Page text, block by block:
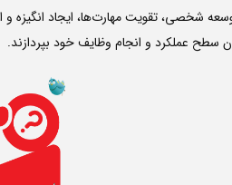
شخصی، تقویت مهارت‌ها، ایجاد انگیزه و
سطح عملکرد و انجام وظایف خود بپردازند.